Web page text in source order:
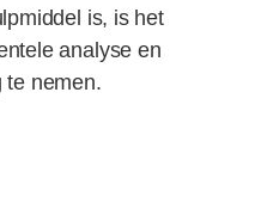
is, is het
analyse en
te nemen.